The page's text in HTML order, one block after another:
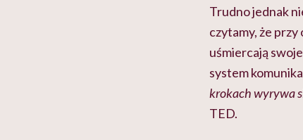
Trudno jednak
czytamy, że
uśmiercają
system
krokach wyrywa
TED.